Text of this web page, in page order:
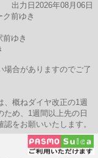
出力日2026年08月06日
前ゆき
ゆき
合がありますのでご了
概ねダイヤ改正の1週
ため、1週間以上先の日
をお願いいたします。